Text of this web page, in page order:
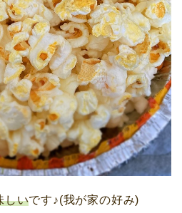
しいです♪(我が家の好み)